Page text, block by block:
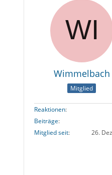
Wimmelbach
Mitglied
Reaktionen
Beiträge
Mitglied seit
26.